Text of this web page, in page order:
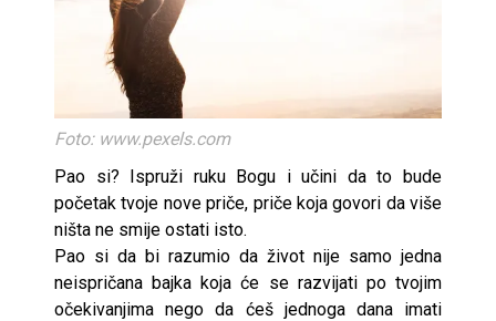
Foto: www.pexels.com
Pao si? Ispruži ruku Bogu i učini da to bude
početak tvoje nove priče, priče koja govori da više
ništa ne smije ostati isto.
Pao si da bi razumio da život nije samo jedna
neispričana bajka koja će se razvijati po tvojim
očekivanjima nego da ćeš jednoga dana imati